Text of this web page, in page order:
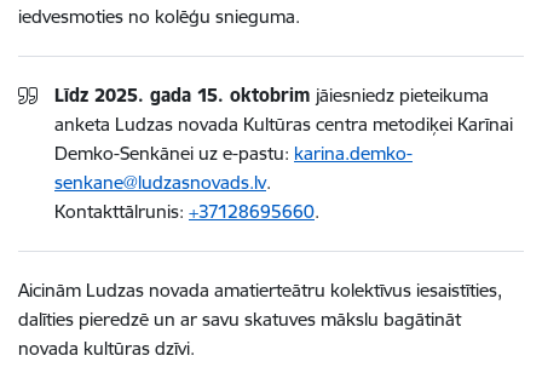
iedvesmoties no kolēģu snieguma.
Līdz 2025. gada 15. oktobrim jāiesniedz pieteikuma
anketa Ludzas novada Kultūras centra metodiķei Karīnai
Demko-Senkānei uz e-pastu: karina.demko-
senkane@ludzasnovads.lv.
Kontakttālrunis: +37128695660.
Aicinām Ludzas novada amatierteātru kolektīvus iesaistīties,
dalīties pieredzē un ar savu skatuves mākslu bagātināt
novada kultūras dzīvi.